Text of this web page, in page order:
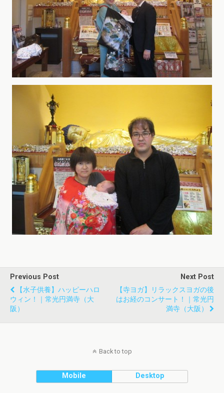
Previous Post
【水子供養】ハッピーハロ
ウィン！｜常光円満寺（大
阪）
Next Post
【寺ヨガ】リラックスヨガの後
はお経のコンサート！｜常光円
満寺（大阪）
Back to top
Mobile Desktop